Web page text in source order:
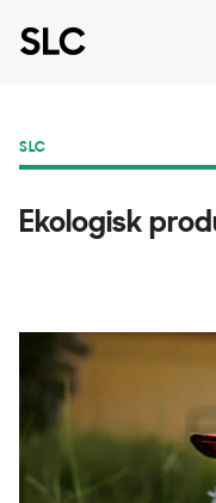
SLC
Ekologisk